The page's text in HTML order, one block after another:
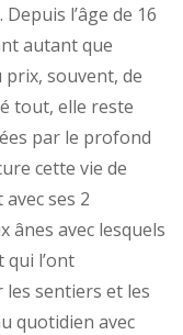
l’âge de 16
autant que
prix, souvent, de
tout, elle reste
par le profond
cette vie de
ses 2
ânes avec lesquels
qui l’ont
les sentiers et les
quotidien avec